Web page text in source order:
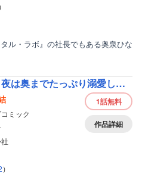
）
ル・ラボ』の社長でもある奥泉ひな
幼なじみ秘書の不埒な献身 夜は奥までたっぷり溺愛してきます（分冊版）
ミック
）
1話無料
作品詳細